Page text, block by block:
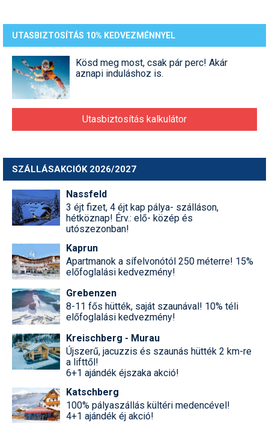
Síszerviz
Sítechnika
Síugrás
Snowboard
Snowboardfelszerelés
Szakértők
Szánkó
Szótárak
Telemark
Téli sportok
Termékajánló
Történelem
Túrasí
Utasbiztosítás
Utazási tippek
Védőfelszerelés
UTASBIZTOSÍTÁS 10% KEDVEZMÉNNYEL
Kösd meg most, csak pár perc! Akár
aznapi induláshoz is.
Utasbiztosítás kalkulátor
SZÁLLÁSAKCIÓK 2026/2027
Nassfeld
3 éjt fizet, 4 éjt kap pálya- szálláson,
hétköznap! Érv.: elő- közép és
utószezonban!
Kaprun
Apartmanok a sífelvonótól 250 méterre! 15%
előfoglalási kedvezmény!
Grebenzen
8-11 fős hütték, saját szaunával! 10% téli
előfoglalási kedvezmény!
Kreischberg - Murau
Újszerű, jacuzzis és szaunás hütték 2 km-re
a lifttől!
6+1 ajándék éjszaka akció!
Katschberg
100% pályaszállás kültéri medencével!
4+1 ajándék éj akció!